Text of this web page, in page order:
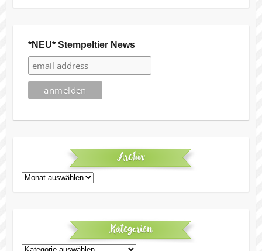
*NEU* Stempeltier News
Archiv
Archiv
Kategorien
Kategorien